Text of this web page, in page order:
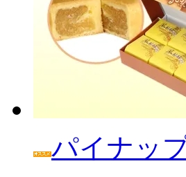
パイナッ